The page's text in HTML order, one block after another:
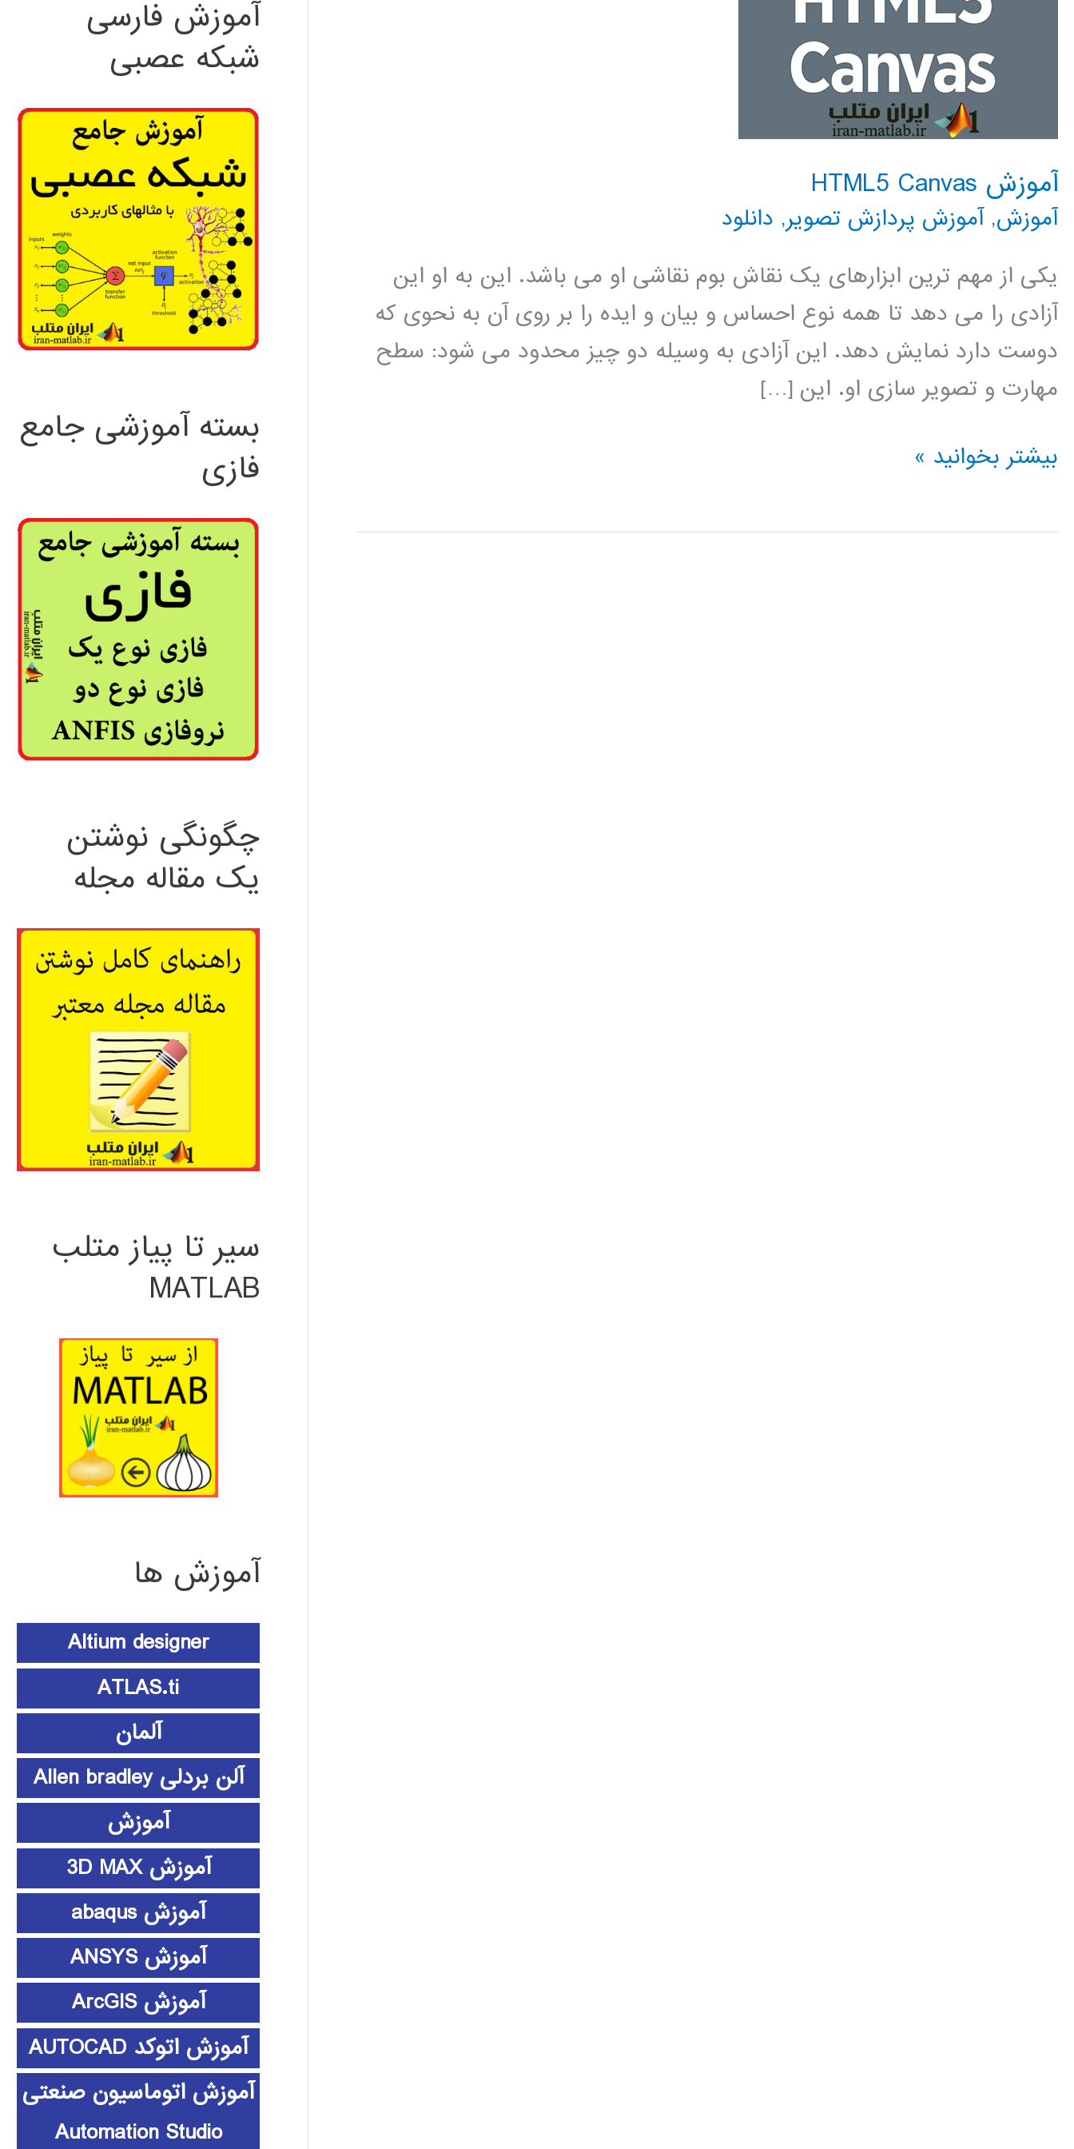
آموزش HTML5 Canvas
آموزش,آموزش پردازش تصویر, دانلود
یکی از مهم ترین ابزارهای یک نقاش بوم نقاشی او می باشد. این به او این
آزادی را می دهد تا همه نوع احساس و بیان و ایده را بر روی آن به نحوی که
دوست دارد نمایش دهد. این آزادی به وسیله دو چیز محدود می شود: سطح
مهارت و تصویر سازی او. این […]
آموزش
Canvas
بیشتر بخوانید »
آموزش فارسی
شبکه عصبی
بسته آموزشی جامع
فازی
چگونگی نوشتن
یک مقاله مجله
سیر تا پیاز متلب
MATLAB
آموزش ها
Altium designer
ATLAS.ti
آلمان
آلن بردلی Allen bradley
آموزش
آموزش 3D MAX
آموزش abaqus
آموزش ANSYS
آموزش ArcGIS
آموزش اتوکد AUTOCAD
آموزش اتوماسیون صنعتی
Automation Studio